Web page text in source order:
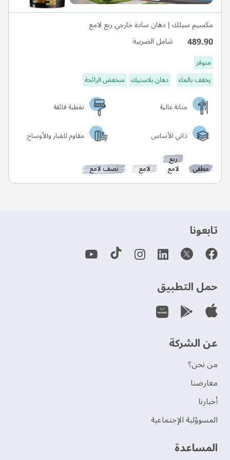
مكسيم سيلك | دهان سادة خارجي ربع لامع
489.90 شامل الضريبة
متوفر
يخفف بالماء
دهان بلاستيك منخفض الرائحة
متانة عالية
تغطية فائقة
ذاتي الأساس
مقاوم للغبار والأوساخ
مطفي
ربع
لامع لامع نصف لامع
‫تابعونا‬
حمل التطبيق
عن الشركة
من نحن؟
‫معارضنا‬
‫أخبارنا‬
المسوؤلية الإجتماعية
‫المساعدة‬